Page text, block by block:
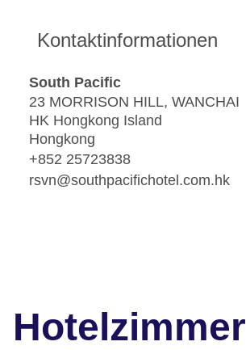
Kontaktinformationen
South Pacific
23 MORRISON HILL, WANCHAI
HK Hongkong Island
Hongkong
+852 25723838
rsvn@southpacifichotel.com.hk
Hotelzimmer